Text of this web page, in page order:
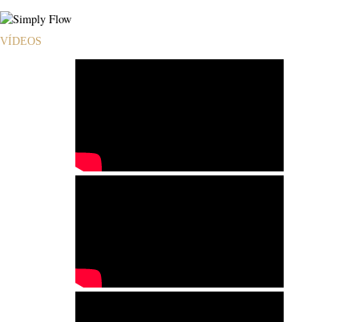
VÍDEOS